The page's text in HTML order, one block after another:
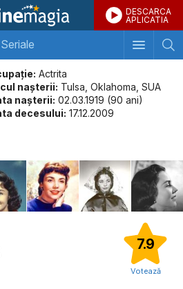
DESCARCA
APLICATIA
Seriale
Actrita
naşterii: Tulsa, Oklahoma, SUA
naşterii: 02.03.1919 (90 ani)
decesului: 17.12.2009
7.9
Votează